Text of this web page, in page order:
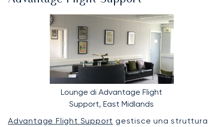
Lounge di Advantage Flight
Support, East Midlands
Advantage Flight Support gestisce una struttura